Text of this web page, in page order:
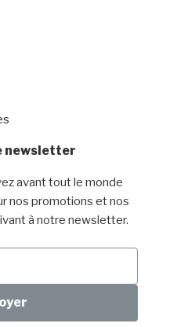
newsletter
avant tout le monde
nos promotions et nos
à notre newsletter.